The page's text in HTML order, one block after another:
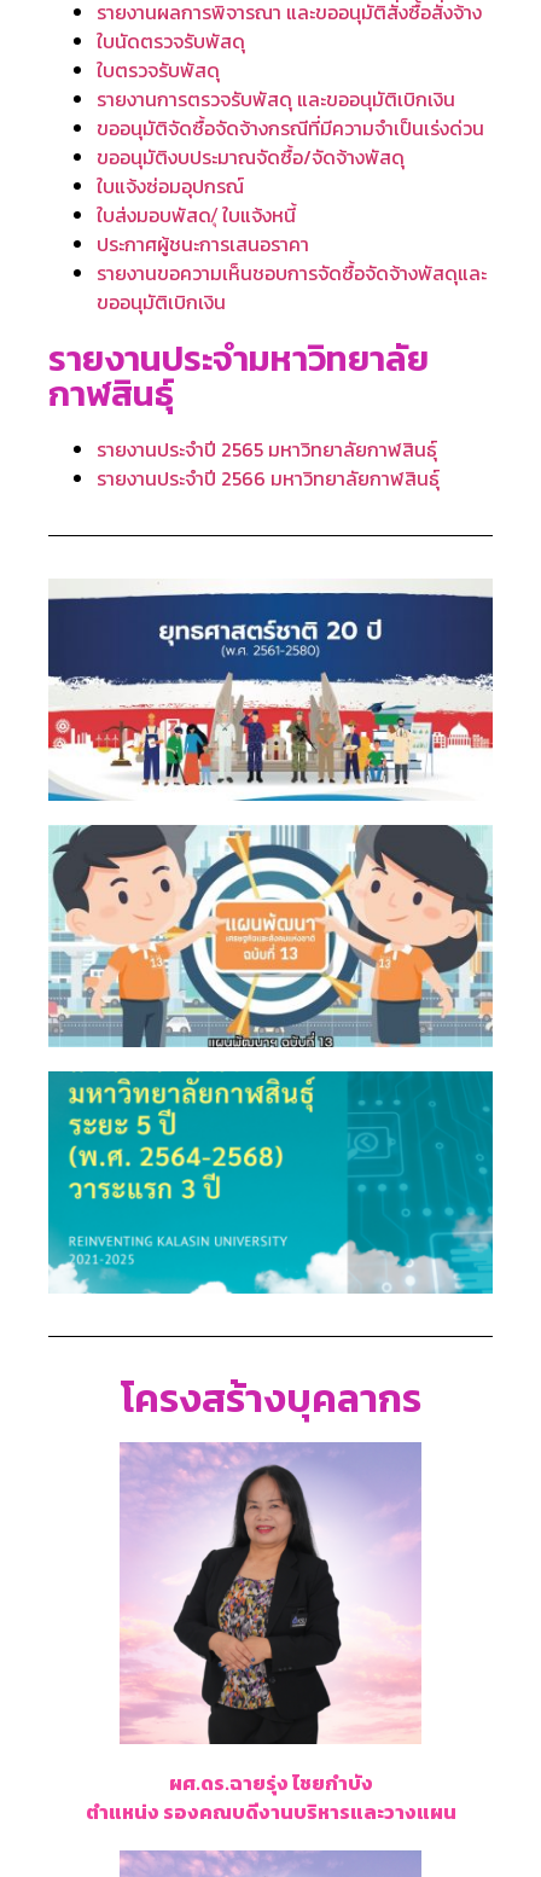
รายงานผลการพิจารณา และขออนุมัติสั่งซื้อสั่งจ้าง
ใบนัดตรวจรับพัสดุ
ใบตรวจรับพัสดุ
รายงานการตรวจรับพัสดุ และขออนุมัติเบิกเงิน
ขออนุมัติจัดซื้อจัดจ้างกรณีที่มีความจำเป็นเร่งด่วน
ขออนุมัติงบประมาณจัดซื้อ/จัดจ้างพัสดุ
ใบแจ้งซ่อมอุปกรณ์
ใบส่งมอบพัสด/ุ ใบแจ้งหนี้
ประกาศผู้ชนะการเสนอราคา
รายงานขอความเห็นชอบการจัดซื้อจัดจ้างพัสดุและ
ขออนุมัติเบิกเงิน
รายงานประจำมหาวิทยาลัย
กาฬสินธุ์
รายงานประจำปี 2565 มหาวิทยาลัยกาฬสินธุ์
รายงานประจำปี 2566 มหาวิทยาลัยกาฬสินธุ์
โครงสร้างบุคลากร
ผศ.ดร.ฉายรุ่ง ไชยกำบัง
ตำแหน่ง รองคณบดีงานบริหารและวางแผน